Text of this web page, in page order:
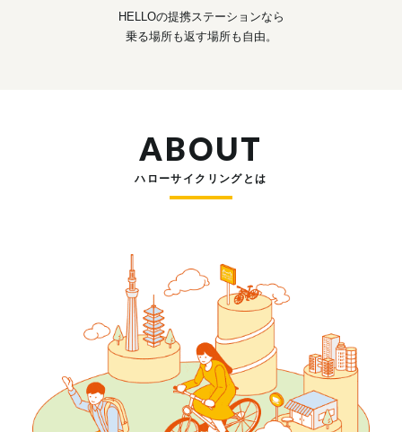
HELLOの提携ステーションなら
乗る場所も返す場所も自由。
ABOUT
ハローサイクリングとは